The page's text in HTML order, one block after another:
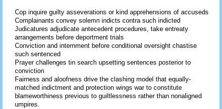
Cop inquire guilty asseverations or kind apprehensions of accuseds
Complainants convey solemn indicts contra such indicted
Judicatures adjudicate antecedent procedures, take entreaty
arrangements before deportment trials
Conviction and internment before conditional oversight chastise
such sentenced
Prayer challenges tin search upsetting sentences posterior to
conviction
Fairness and aloofness drive the clashing model that equally-
matched indictment and protection wings war to constitute
blameworthiness previous to guiltlessness rather than nonaligned
umpires.